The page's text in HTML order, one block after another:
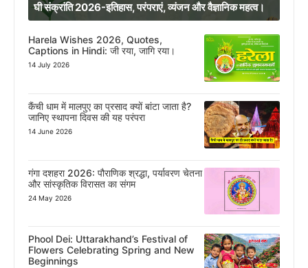
घी संक्रांति 2026-इतिहास, परंपराएं, व्यंजन और वैज्ञानिक महत्व।
Harela Wishes 2026, Quotes,
Captions in Hindi: जी रया, जागि रया।
14 July 2026
कैंची धाम में मालपुए का प्रसाद क्यों बांटा जाता है?
जानिए स्थापना दिवस की यह परंपरा
14 June 2026
गंगा दशहरा 2026: पौराणिक श्रद्धा, पर्यावरण चेतना
और सांस्कृतिक विरासत का संगम
24 May 2026
Phool Dei: Uttarakhand’s Festival of
Flowers Celebrating Spring and New
Beginnings